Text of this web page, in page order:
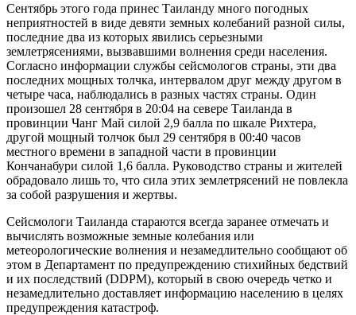
Сентябрь этого года принес Таиланду много погодных
неприятностей в виде девяти земных колебаний разной силы,
последние два из которых явились серьезными
землетрясениями, вызвавшими волнения среди населения.
Согласно информации службы сейсмологов страны, эти два
последних мощных толчка, интервалом друг между другом в
четыре часа, наблюдались в разных частях страны. Один
произошел 28 сентября в 20:04 на севере Таиланда в
провинции Чанг Май силой 2,9 балла по шкале Рихтера,
другой мощный толчок был 29 сентября в 00:40 часов
местного времени в западной части в провинции
Кончанабури силой 1,6 балла. Руководство страны и жителей
обрадовало лишь то, что сила этих землетрясений не повлекла
за собой разрушения и жертвы.
Сейсмологи Таиланда стараются всегда заранее отмечать и
вычислять возможные земные колебания или
метеорологические волнения и незамедлительно сообщают об
этом в Департамент по предупреждению стихийных бедствий
и их последствий (DDPM), который в свою очередь четко и
незамедлительно доставляет информацию населению в целях
предупреждения катастроф.